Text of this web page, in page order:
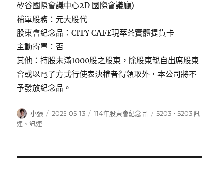
矽谷國際會議中心2D 國際會議廳)
補單股務：元大股代
股東會紀念品：CITY CAFE現萃茶實體提貨卡
主動寄單：否
其他：持股未滿1000股之股東，除股東親自出席股東
會或以電子方式行使表決權者得領取外，本公司將不
予發放紀念品。
作
者
小張
發
2025-05-13
分
114年股東會紀念品
標
5203 、5203 訊
連 、訊連